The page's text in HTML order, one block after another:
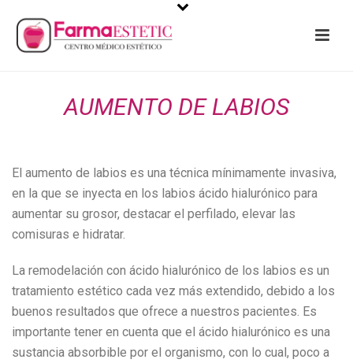
AUMENTO DE LABIOS
El aumento de labios es una técnica mínimamente invasiva,
en la que se inyecta en los labios ácido hialurónico para
aumentar su grosor, destacar el perfilado, elevar las
comisuras e hidratar.
La remodelación con ácido hialurónico de los labios es un
tratamiento estético cada vez más extendido, debido a los
buenos resultados que ofrece a nuestros pacientes. Es
importante tener en cuenta que el ácido hialurónico es una
sustancia absorbible por el organismo, con lo cual, poco a